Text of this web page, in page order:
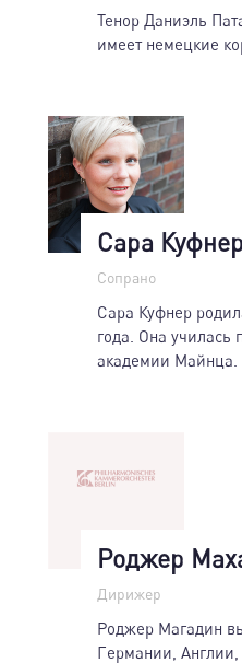
Тенор Даниэль
имеет немецкие
Сара Куфнер
Сопрано
Сара Куфнер
года. Она
академии Майнца.
Роджер
Дирижер
Роджер Магадин
Германии,